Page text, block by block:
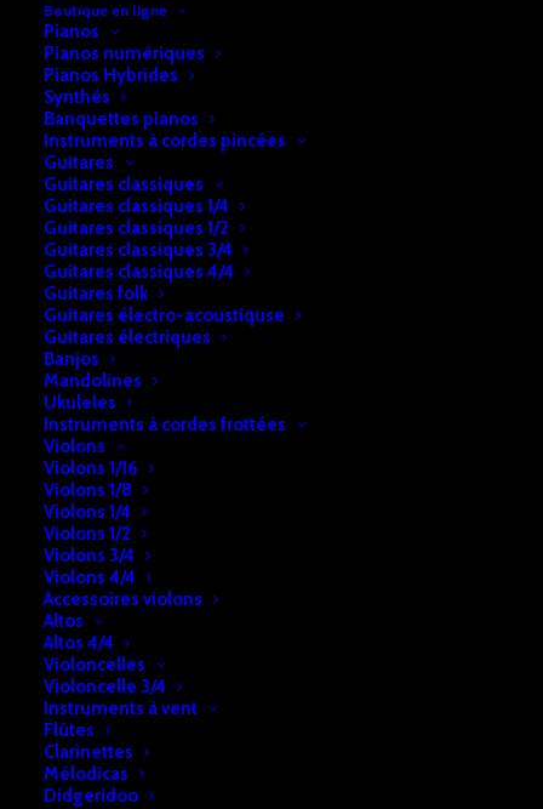
Boutique en ligne
Pianos
Pianos numériques
Pianos Hybrides
Synthés
Banquettes pianos
Instruments à cordes pincées
Guitares
Guitares classiques
Guitares classiques 1/4
Guitares classiques 1/2
Guitares classiques 3/4
Guitares classiques 4/4
Guitares folk
Guitares électro-acoustiquse
Guitares électriques
Banjos
Mandolines
Ukuleles
Instruments à cordes frottées
Violons
Violons 1/16
Violons 1/8
Violons 1/4
Violons 1/2
Violons 3/4
Violons 4/4
Accessoires violons
Altos
Altos 4/4
Violoncelles
Violoncelle 3/4
Instruments à vent
Flûtes
Clarinettes
Mélodicas
Didgeridoo
Accueil
Métronomes
Métronome électronique Yamaha ME-D1
Métronome électronique Yamaha
ME-D1
€49,00
En stock
quantité
de
Métronome
électronique
Yamaha
ME-
D1
UGS:
b2a74e28f7cf140
Catégorie:
DESCRIPTION